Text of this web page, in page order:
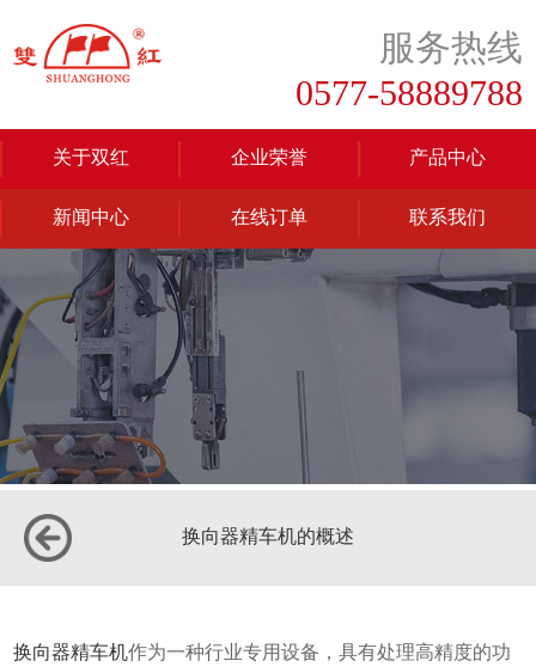
服务热线
0577-58889788
关于双红 企业荣誉 产品中心
新闻中心 在线订单 联系我们
换向器精车机的概述
换向器精车机作为一种行业专用设备，具有处理高精度的功